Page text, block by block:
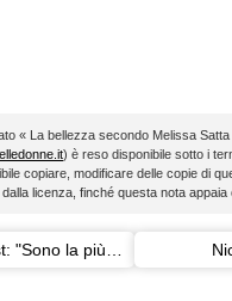
« La bellezza secondo Melissa
) è reso disponibile sotto i
copiare, modificare delle copie di
licenza, finché questa nota appaia
"Sono la più